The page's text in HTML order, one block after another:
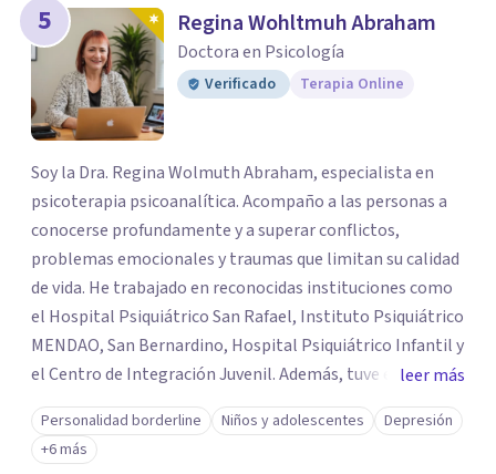
5 Regina Wohltmuh Abraham
Doctora en Psicología
Verificado Terapia Online
Soy la Dra. Regina Wolmuth Abraham, especialista en
psicoterapia psicoanalítica. Acompaño a las personas a
conocerse profundamente y a superar conflictos,
problemas emocionales y traumas que limitan su calidad
de vida. He trabajado en reconocidas instituciones como
el Hospital Psiquiátrico San Rafael, Instituto Psiquiátrico
MENDAO, San Bernardino, Hospital Psiquiátrico Infantil y
el Centro de Integración Juvenil. Además, tuve el
privilegio de colaborar en comunidades como Olivar del
Conde y Xochimilco, lo que me permitió conocer diversas
realidades y necesidades.
leer más
Personalidad borderline Niños y adolescentes
Depresión
+6 más